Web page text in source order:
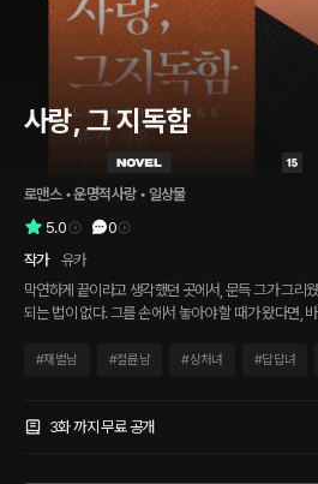
사랑, 그 지독함
로맨스 • 운명적사랑 • 일상물
5.0
0
작가
유카
막연하게 끝이라고 생각했던 곳에서, 문득 그가 그리
되는 법이 없다. 그를 손에서 놓아야 할 때가 왔다면, 바로 지금
하는 그를 내가 얼마만큼이나 좋아하고 있는지가 중
#재벌남 #절륜남 #상처녀 #답답녀
3화 까지 무료 공개